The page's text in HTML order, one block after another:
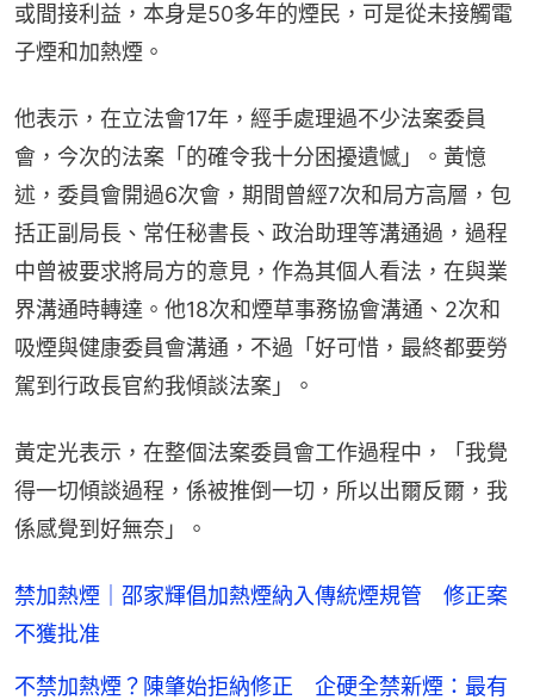
或間接利益，本身是50多年的煙民，可是從未接觸電
子煙和加熱煙。
他表示，在立法會17年，經手處理過不少法案委員
會，今次的法案「的確令我十分困擾遺憾」。黃憶
述，委員會開過6次會，期間曾經7次和局方高層，包
括正副局長、常任秘書長、政治助理等溝通過，過程
中曾被要求將局方的意見，作為其個人看法，在與業
界溝通時轉達。他18次和煙草事務協會溝通、2次和
吸煙與健康委員會溝通，不過「好可惜，最終都要勞
駕到行政長官約我傾談法案」。
黃定光表示，在整個法案委員會工作過程中，「我覺
得一切傾談過程，係被推倒一切，所以出爾反爾，我
係感覺到好無奈」。
禁加熱煙｜邵家輝倡加熱煙納入傳統煙規管 修正案
不獲批准
不禁加熱煙？陳肇始拒納修正 企硬全禁新煙：最有